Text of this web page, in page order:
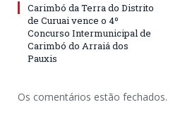
Carimbó da Terra do Distrito
de Curuai vence o 4º
Concurso Intermunicipal de
Carimbó do Arraiá dos
Pauxis
Os comentários estão fechados.